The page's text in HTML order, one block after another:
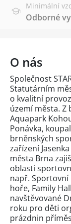
Minimální
Odborné
O nás
Společnost
Statutárním
o kvalitní
území města. Z
Aquapark
Ponávka,
brněnských
zařízení
města Brna
oblasti
např. Sportovní
hoře, Family
navštěvované
roku pro děti
prázdnin